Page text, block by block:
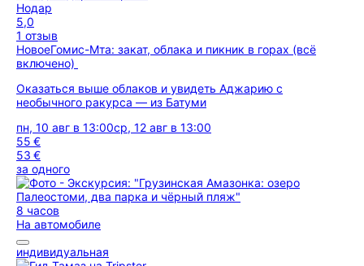
Нодар
5,0
1 отзыв
НовоеГомис-Мта: закат, облака и пикник в горах (всё
включено)
Оказаться выше облаков и увидеть Аджарию с
необычного ракурса — из Батуми
пн, 10 авг в 13:00ср, 12 авг в 13:00
55 €
53 €
за одного
8 часов
На автомобиле
индивидуальная